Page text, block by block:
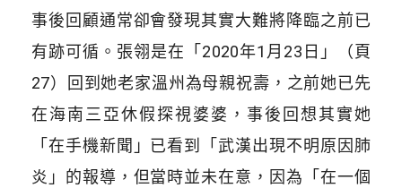
事後回顧通常卻會發現其實大難將降臨之前已
有跡可循。張翎是在「2020年1月23日」（頁
27）回到她老家溫州為母親祝壽，之前她已先
在海南三亞休假探視婆婆，事後回想其實她
「在手機新聞」已看到「武漢出現不明原因肺
炎」的報導，但當時並未在意，因為「在一個